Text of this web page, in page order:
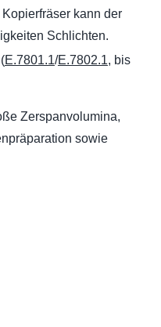
kann der
Schlichten.
E.7801.1/E.7802.1, bis
Zerspanvolumina,
sowie